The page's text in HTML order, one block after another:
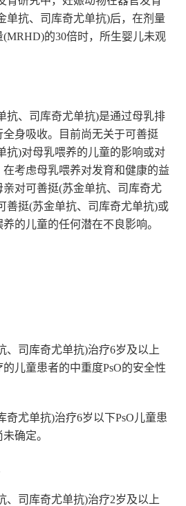
单抗、司库奇尤单抗)后，在剂量
的30倍时，所生婴儿未观
抗、司库奇尤单抗)是通过母乳排
身吸收。目前尚无关于可善挺
抗)对母乳喂养的儿童的影响或对
考虑母乳喂养对发育和健康的益
对可善挺(苏金单抗、司库奇尤
善挺(苏金单抗、司库奇尤单抗)或
的儿童的任何潜在不良影响。
、司库奇尤单抗)治疗6岁及以上
儿童患者的中重度PsO的安全性
奇尤单抗)治疗6岁以下PsO儿童患
确定。
、司库奇尤单抗)治疗2岁及以上